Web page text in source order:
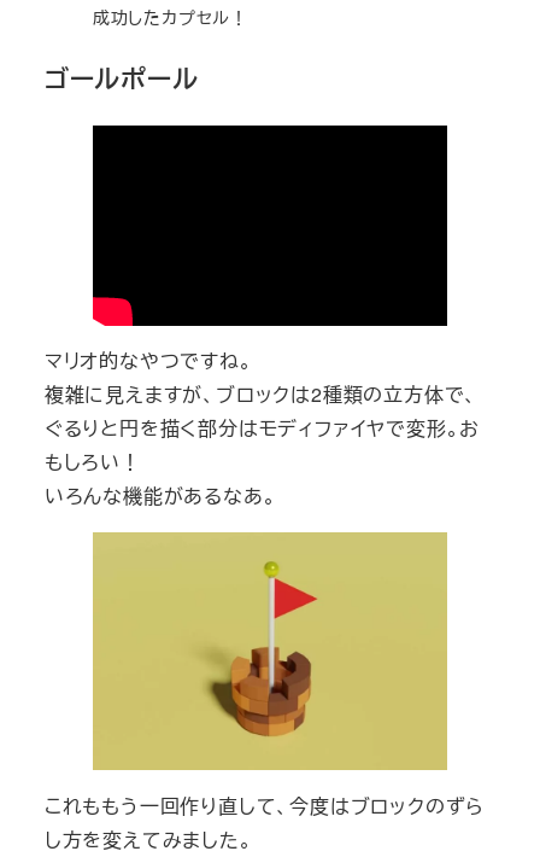
成功したカプセル！
ゴールポール
マリオ的なやつですね。
複雑に見えますが、ブロックは2種類の立方体で、
ぐるりと円を描く部分はモディファイヤで変形。お
もしろい！
いろんな機能があるなあ。
これももう一回作り直して、今度はブロックのずら
し方を変えてみました。